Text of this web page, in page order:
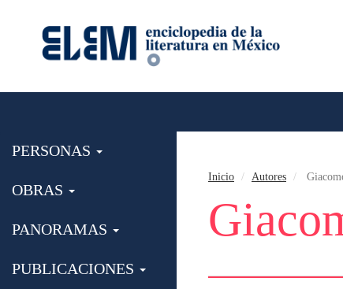
PERSONAS
OBRAS
PANORAMAS
PUBLICACIONES
Inicio Autores